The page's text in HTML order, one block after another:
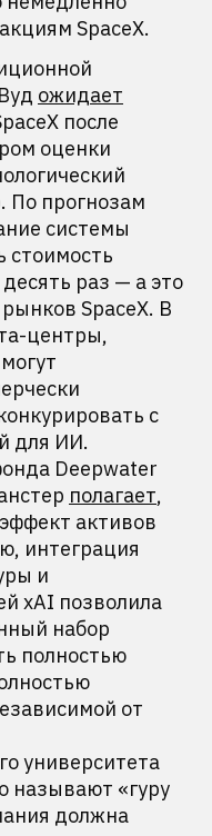
SpaceX.
ожидает
после
оценки
По прогнозам
системы
стоимость
раз — а это
SpaceX. В
центры,
с
для ИИ.
Deepwater
полагает,
активов
интеграция
и
xAI позволила
набор
полностью
от
университета
называют «гуру
должна